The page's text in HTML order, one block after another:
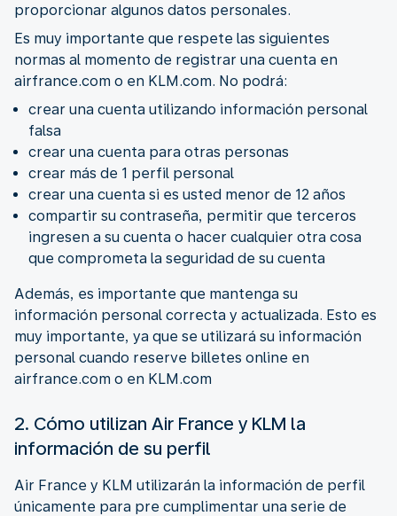
proporcionar algunos datos personales.
Es muy importante que respete las siguientes
normas al momento de registrar una cuenta en
airfrance.com o en KLM.com. No podrá:
crear una cuenta utilizando información personal
falsa
crear una cuenta para otras personas
crear más de 1 perfil personal
crear una cuenta si es usted menor de 12 años
compartir su contraseña, permitir que terceros
ingresen a su cuenta o hacer cualquier otra cosa
que comprometa la seguridad de su cuenta
Además, es importante que mantenga su
información personal correcta y actualizada. Esto es
muy importante, ya que se utilizará su información
personal cuando reserve billetes online en
airfrance.com o en KLM.com
2. Cómo utilizan Air France y KLM la
información de su perfil
Air France y KLM utilizarán la información de perfil
únicamente para pre cumplimentar una serie de